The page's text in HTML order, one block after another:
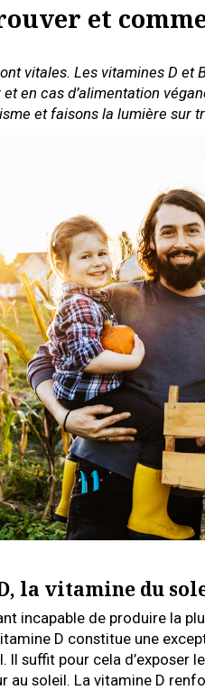
et
vitales. Les vitamines D et
en cas d’alimentation
et faisons la lumière sur
la vitamine du
incapable de produire la
D constitue une
Il suffit pour cela d’exposer
au soleil. La vitamine D